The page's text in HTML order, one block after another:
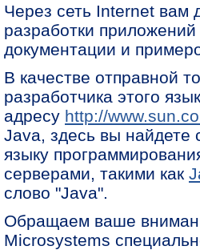
Через сеть Internet вам
разработки
документации и
В качестве отправной
разработчика этого
адресу http://
Java, здесь вы найдете
языку
серверами, такими как
слово "Java".
Обращаем ваше
Microsystems